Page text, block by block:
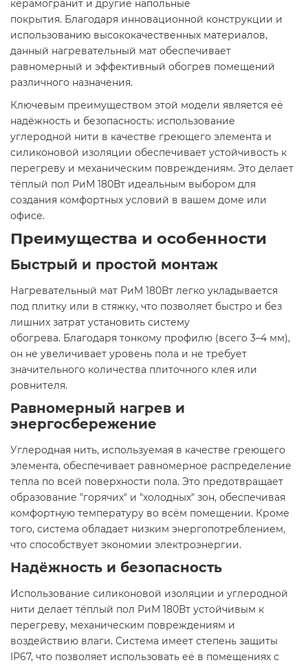
керамогранит и другие напольные
покрытия. Благодаря инновационной конструкции и
использованию высококачественных материалов,
данный нагревательный мат обеспечивает
равномерный и эффективный обогрев помещений
различного назначения.
Ключевым преимуществом этой модели является её
надёжность и безопасность: использование
углеродной нити в качестве греющего элемента и
силиконовой изоляции обеспечивает устойчивость к
перегреву и механическим повреждениям. Это делает
тёплый пол РиМ 180Вт идеальным выбором для
создания комфортных условий в вашем доме или
офисе.
Преимущества и особенности
Быстрый и простой монтаж
Нагревательный мат РиМ 180Вт легко укладывается
под плитку или в стяжку, что позволяет быстро и без
лишних затрат установить систему
обогрева. Благодаря тонкому профилю (всего 3–4 мм),
он не увеличивает уровень пола и не требует
значительного количества плиточного клея или
ровнителя.
Равномерный нагрев и
энергосбережение
Углеродная нить, используемая в качестве греющего
элемента, обеспечивает равномерное распределение
тепла по всей поверхности пола. Это предотвращает
образование "горячих" и "холодных" зон, обеспечивая
комфортную температуру во всём помещении. Кроме
того, система обладает низким энергопотреблением,
что способствует экономии электроэнергии.
Надёжность и безопасность
Использование силиконовой изоляции и углеродной
нити делает тёплый пол РиМ 180Вт устойчивым к
перегреву, механическим повреждениям и
воздействию влаги. Система имеет степень защиты
IP67, что позволяет использовать её в помещениях с